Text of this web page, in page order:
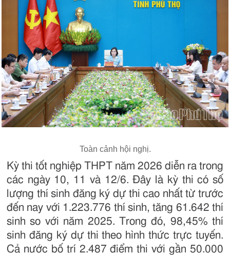
Toàn cảnh hội nghị.
Kỳ thi tốt nghiệp THPT năm 2026 diễn ra trong
các ngày 10, 11 và 12/6. Đây là kỳ thi có số
lượng thí sinh đăng ký dự thi cao nhất từ trước
đến nay với 1.223.776 thí sinh, tăng 61.642 thí
sinh so với năm 2025. Trong đó, 98,45% thí
sinh đăng ký dự thi theo hình thức trực tuyến.
Cả nước bố trí 2.487 điểm thi với gần 50.000